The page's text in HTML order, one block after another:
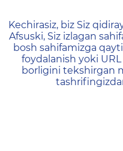
404 —
Kechirasiz, biz Siz
Afsuski, Siz izlagan
bosh sahifamizga
foydalanish yoki
borligini tekshirgan